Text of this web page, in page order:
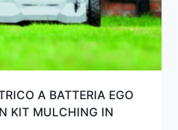
A BATTERIA EGO
KIT MULCHING IN